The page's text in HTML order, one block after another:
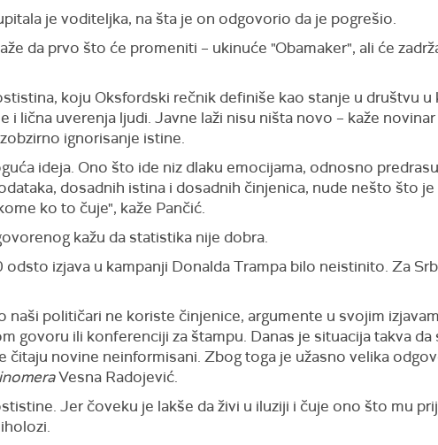
je voditeljka, na šta je on odgovorio da je pogrešio.
da prvo što će promeniti – ukinuće "Obamaker", ali će
koju Oksfordski rečnik definiše kao stanje u društvu u
lična uverenja ljudi. Javne laži nisu ništa novo – kaže
ignorisanje istine.
ideja. Ono što ide niz dlaku emocijama, odnosno
dosadnih istina i dosadnih činjenica, nude nešto što je
ko to čuje", kaže Pančić.
kažu da statistika nije dobra.
izjava u kampanji Donalda Trampa bilo neistinito. Za
političari ne koriste činjenice, argumente u svojim
govoru ili konferenciji za štampu. Danas je situacija takva da
čitaju novine neinformisani. Zbog toga je užasno velika
Vesna Radojević.
Jer čoveku je lakše da živi u iluziji i čuje ono što mu